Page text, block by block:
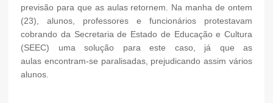
previsão para que as aulas retornem. Na manha de ontem
(23), alunos, professores e funcionários protestavam
cobrando da Secretaria de Estado de Educação e Cultura
(SEEC) uma solução para este caso, já que as
aulas encontram-se paralisadas, prejudicando assim vários
alunos.